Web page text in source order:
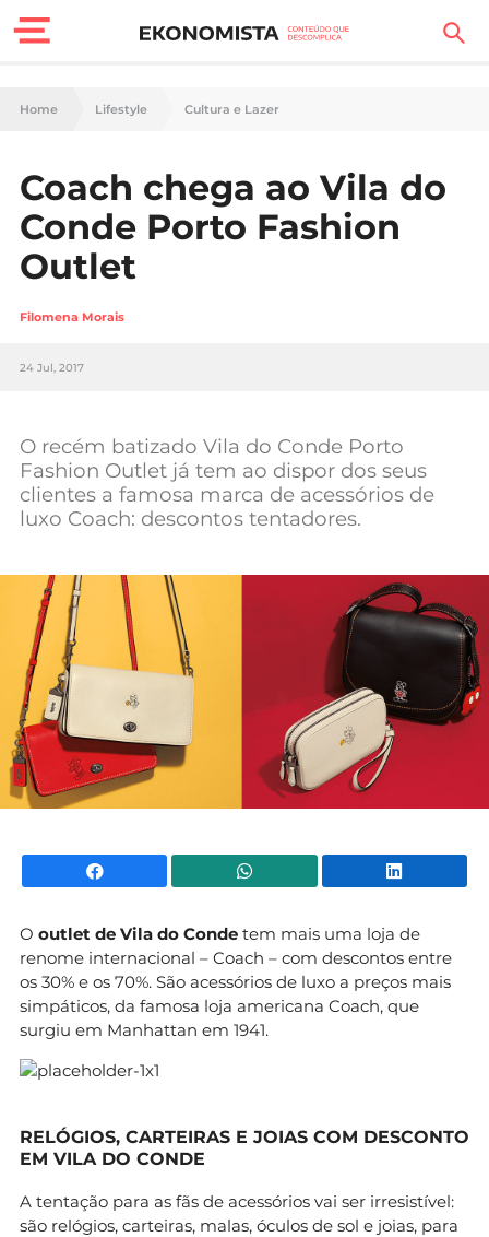
Finanças Pessoais
Carreira
Casa
Lifestyle
Sociedade
Negócios
Mundial 2026
Home Lifestyle Cultura e Lazer
Coach chega ao Vila do
Conde Porto Fashion
Outlet
Filomena Morais
24 Jul, 2017
O recém batizado Vila do Conde Porto
Fashion Outlet já tem ao dispor dos seus
clientes a famosa marca de acessórios de
luxo Coach: descontos tentadores.
Facebook WhatsApp
O outlet de Vila do Conde tem mais uma loja de
renome internacional – Coach – com descontos entre
os 30% e os 70%. São acessórios de luxo a preços mais
simpáticos, da famosa loja americana Coach, que
surgiu em Manhattan em 1941.
RELÓGIOS, CARTEIRAS E JOIAS COM DESCONTO
EM VILA DO CONDE
A tentação para as fãs de acessórios vai ser irresistível:
são relógios, carteiras, malas, óculos de sol e joias, para